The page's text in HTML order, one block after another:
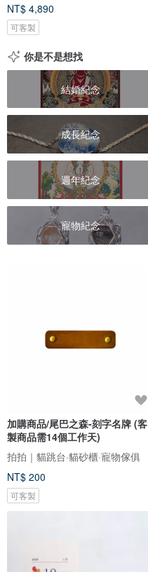
NT$ 4,890
可客製
你是不是想找
結婚紀念
成長紀念
週年紀念
寵物紀念
加購商品/尾巴之森-刻字名牌 (客
製商品需14個工作天)
拍拍｜貓跳台·貓砂櫃·寵物傢俱
NT$ 200
可客製